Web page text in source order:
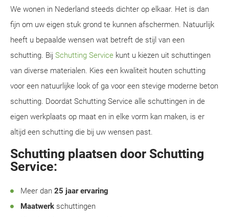
We wonen in Nederland steeds dichter op elkaar. Het is dan
fijn om uw eigen stuk grond te kunnen afschermen. Natuurlijk
heeft u bepaalde wensen wat betreft de stijl van een
schutting. Bij Schutting Service kunt u kiezen uit schuttingen
van diverse materialen. Kies een kwaliteit houten schutting
voor een natuurlijke look of ga voor een stevige moderne beton
schutting. Doordat Schutting Service alle schuttingen in de
eigen werkplaats op maat en in elke vorm kan maken, is er
altijd een schutting die bij uw wensen past.
Schutting plaatsen door Schutting
Service:
Meer dan 25 jaar ervaring
Maatwerk schuttingen